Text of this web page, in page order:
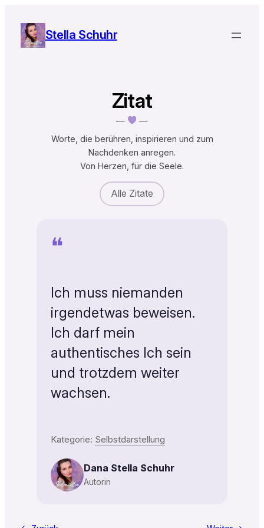
Inhalt
springen
Stella Schuhr
Zitat
—
—
Worte, die berühren, inspirieren und zum
Nachdenken anregen.
Von Herzen, für die Seele.
Alle Zitate
❝
Ich muss niemanden
irgendetwas beweisen.
Ich darf mein
authentisches Ich sein
und trotzdem weiter
wachsen.
Kategorie: Selbstdarstellung
Dana Stella Schuhr
Autorin